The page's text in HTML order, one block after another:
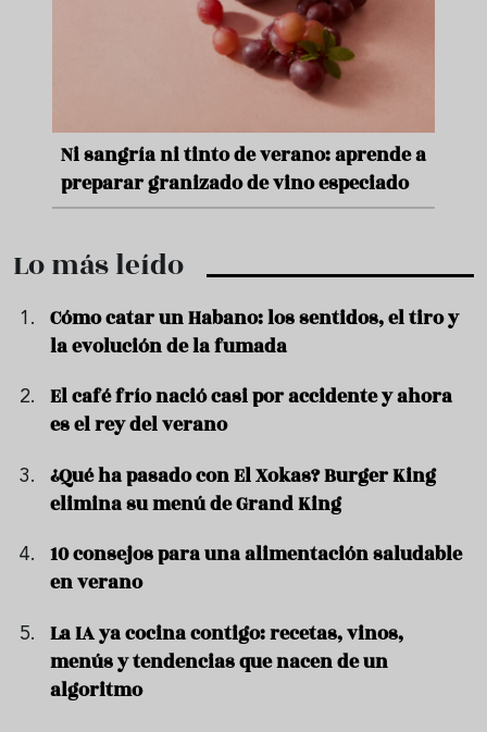
Aceitunas: el aperitivo estrella del
verano
Lo más leído
Cómo catar un Habano: los sentidos, el tiro y
la evolución de la fumada
El café frío nació casi por accidente y ahora
es el rey del verano
¿Qué ha pasado con El Xokas? Burger King
elimina su menú de Grand King
10 consejos para una alimentación saludable
en verano
La IA ya cocina contigo: recetas, vinos,
menús y tendencias que nacen de un
algoritmo